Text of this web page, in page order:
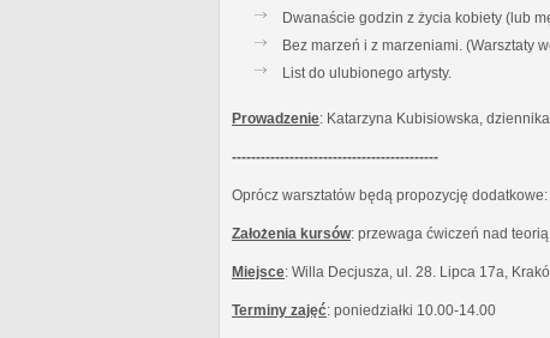
Dwanaście godzin z życia kobiety (lub
Bez marzeń i z marzeniami. (Warsztaty
List do ulubionego artysty.
Prowadzenie: Katarzyna Kubisiowska,
-------------------------------------------
Oprócz warsztatów będą propozycję
Założenia kursów: przewaga ćwiczeń nad
Miejsce: Willa Decjusza, ul. 28. Lipca 17a,
Terminy zajęć: poniedziałki 10.00-14.00